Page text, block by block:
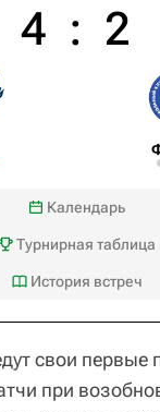
4 : 2
Календарь
Турнирная таблица
История встреч
свои первые
при